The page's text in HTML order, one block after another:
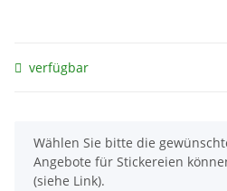
verfügbar
x
Wählen Sie bitte die
Angebote für Stickereien
(siehe Link).